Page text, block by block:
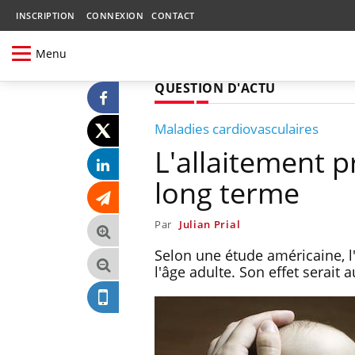
INSCRIPTION CONNEXION CONTACT
Menu
QUESTION D'ACTU
Maladies cardiovasculaires
L'allaitement
long terme
Par Julian Prial
Selon une étude
l'âge adulte. Son effet serait